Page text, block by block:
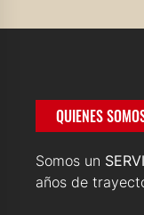
QUIENES
Somos un
años de